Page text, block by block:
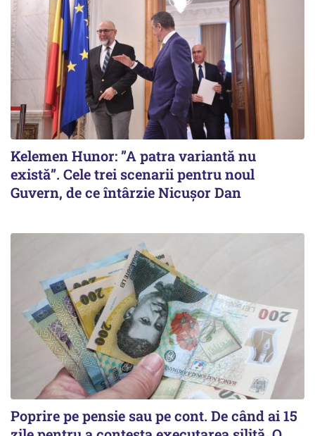
Kelemen Hunor: ”A patra variantă nu
există”. Cele trei scenarii pentru noul
Guvern, de ce întârzie Nicușor Dan
Poprire pe pensie sau pe cont. De când ai 15